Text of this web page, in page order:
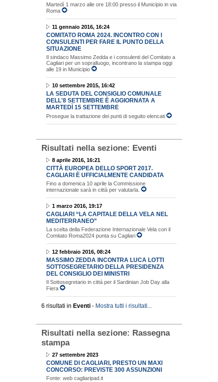
Martedì 1 marzo alle ore 18:00 presso il Municipio in via
Roma
11 gennaio 2016, 16:24
COMITATO ROMA 2024. INCONTRO CON I
CONSULENTI PER FARE IL PUNTO DELLA
SITUAZIONE
Il sindaco Massimo Zedda e i consulenti del Comitato a
Cagliari per un sopralluogo, incontrano la stampa oggi
alle 19 in Municipio
10 settembre 2015, 16:42
LA SEDUTA DEL CONSIGLIO COMUNALE
DELL'8 SETTEMBRE È AGGIORNATA A
MARTEDÌ 15 SETTEMBRE
Prosegue la trattazione dei punti di seguito elencati
Risultati nella sezione: Eventi
8 aprile 2016, 16:21
CITTÀ EUROPEA DELLO SPORT 2017.
CAGLIARI È UFFICIALMENTE CANDIDATA
Fino a domenica 10 aprile la Commissione
internazionale sarà in città per valutarla.
1 marzo 2016, 19:17
CAGLIARI “LA CAPITALE DELLA VELA NEL
MEDITERRANEO”
La scelta della Federazione Internazionale Vela con il
Comitato Roma2024 punta su Cagliari
12 febbraio 2016, 08:24
MASSIMO ZEDDA INCONTRA LUCA LOTTI
SOTTOSEGRETARIO DELLA PRESIDENZA
DEL CONSIGLIO DEI MINISTRI
Il Sottosegretario in cittá per il Sardinian Job Day alla
Fiera
6 risultati in Eventi - Mostra tutti i risultati...
Risultati nella sezione: Rassegna
stampa
27 settembre 2023
COMUNE DI CAGLIARI, PRESTO UN MAXI
CONCORSO: PREVISTE 300 ASSUNZIONI
Fonte: web cagliaripad.it